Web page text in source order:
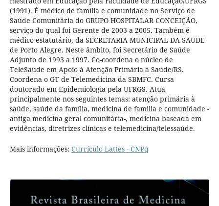
(1991). É médico de família e comunidade no Serviço de
Saúde Comunitária do GRUPO HOSPITALAR CONCEIÇÃO,
serviço do qual foi Gerente de 2003 a 2005. Também é
médico estatutário, da SECRETARIA MUNICIPAL DA SAUDE
de Porto Alegre. Neste âmbito, foi Secretário de Saúde
Adjunto de 1993 a 1997. Co-coordena o núcleo de
TeleSaúde em Apoio à Atenção Primária à Saúde/RS.
Coordena o GT de Telemedicina da SBMFC. Cursa
doutorado em Epidemiologia pela UFRGS. Atua
principalmente nos seguintes temas: atenção primária à
saúde, saúde da família, medicina de familia e comunidade -
antiga medicina geral comunitária-, medicina baseada em
evidências, diretrizes clínicas e telemedicina/telessaúde.
Mais informações: Currículo Lattes - CNPq